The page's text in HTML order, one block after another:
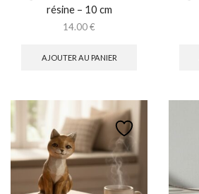
résine – 10 cm
14.00€
AJOUTER AU PANIER